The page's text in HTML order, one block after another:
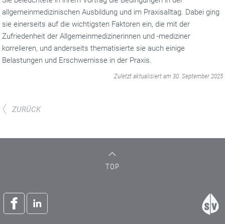
allgemeinmedizinischen Ausbildung und im Praxisalltag. Dabei ging
sie einerseits auf die wichtigsten Faktoren ein, die mit der
Zufriedenheit der Allgemeinmedizinerinnen und -mediziner
korrelieren, und anderseits thematisierte sie auch einige
Belastungen und Erschwernisse in der Praxis.
Zuletzt aktualisiert am 30. September 2025
ZURÜCK
TOP